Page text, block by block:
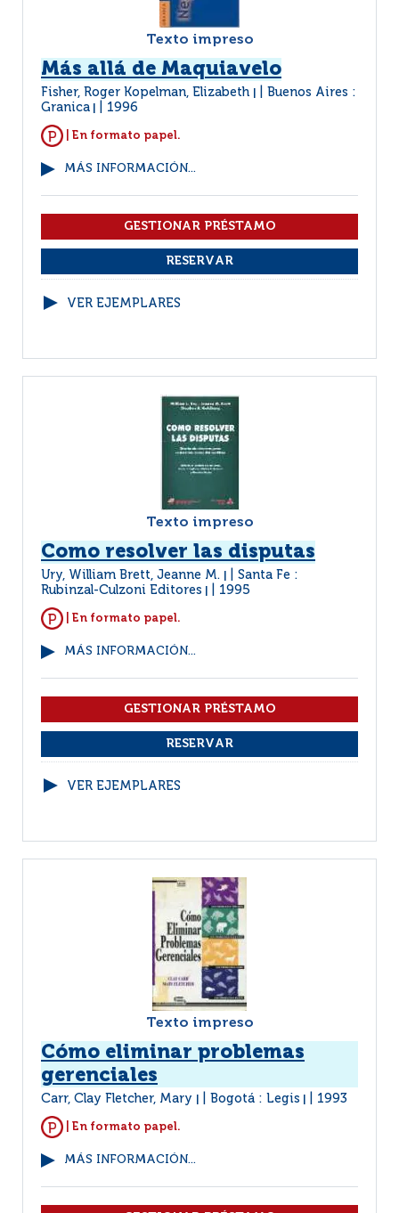
Texto impreso
Más allá de Maquiavelo
Fisher, Roger Kopelman, Elizabeth
Buenos Aires :
Granica
1996
| En formato papel.
MÁS INFORMACIÓN...
VER EJEMPLARES
Texto impreso
Como resolver las disputas
Ury, William Brett, Jeanne M.
Santa Fe :
Rubinzal-Culzoni Editores
1995
| En formato papel.
MÁS INFORMACIÓN...
VER EJEMPLARES
Texto impreso
Cómo eliminar problemas
gerenciales
Carr, Clay Fletcher, Mary Bogotá : Legis 1993
| En formato papel.
MÁS INFORMACIÓN...